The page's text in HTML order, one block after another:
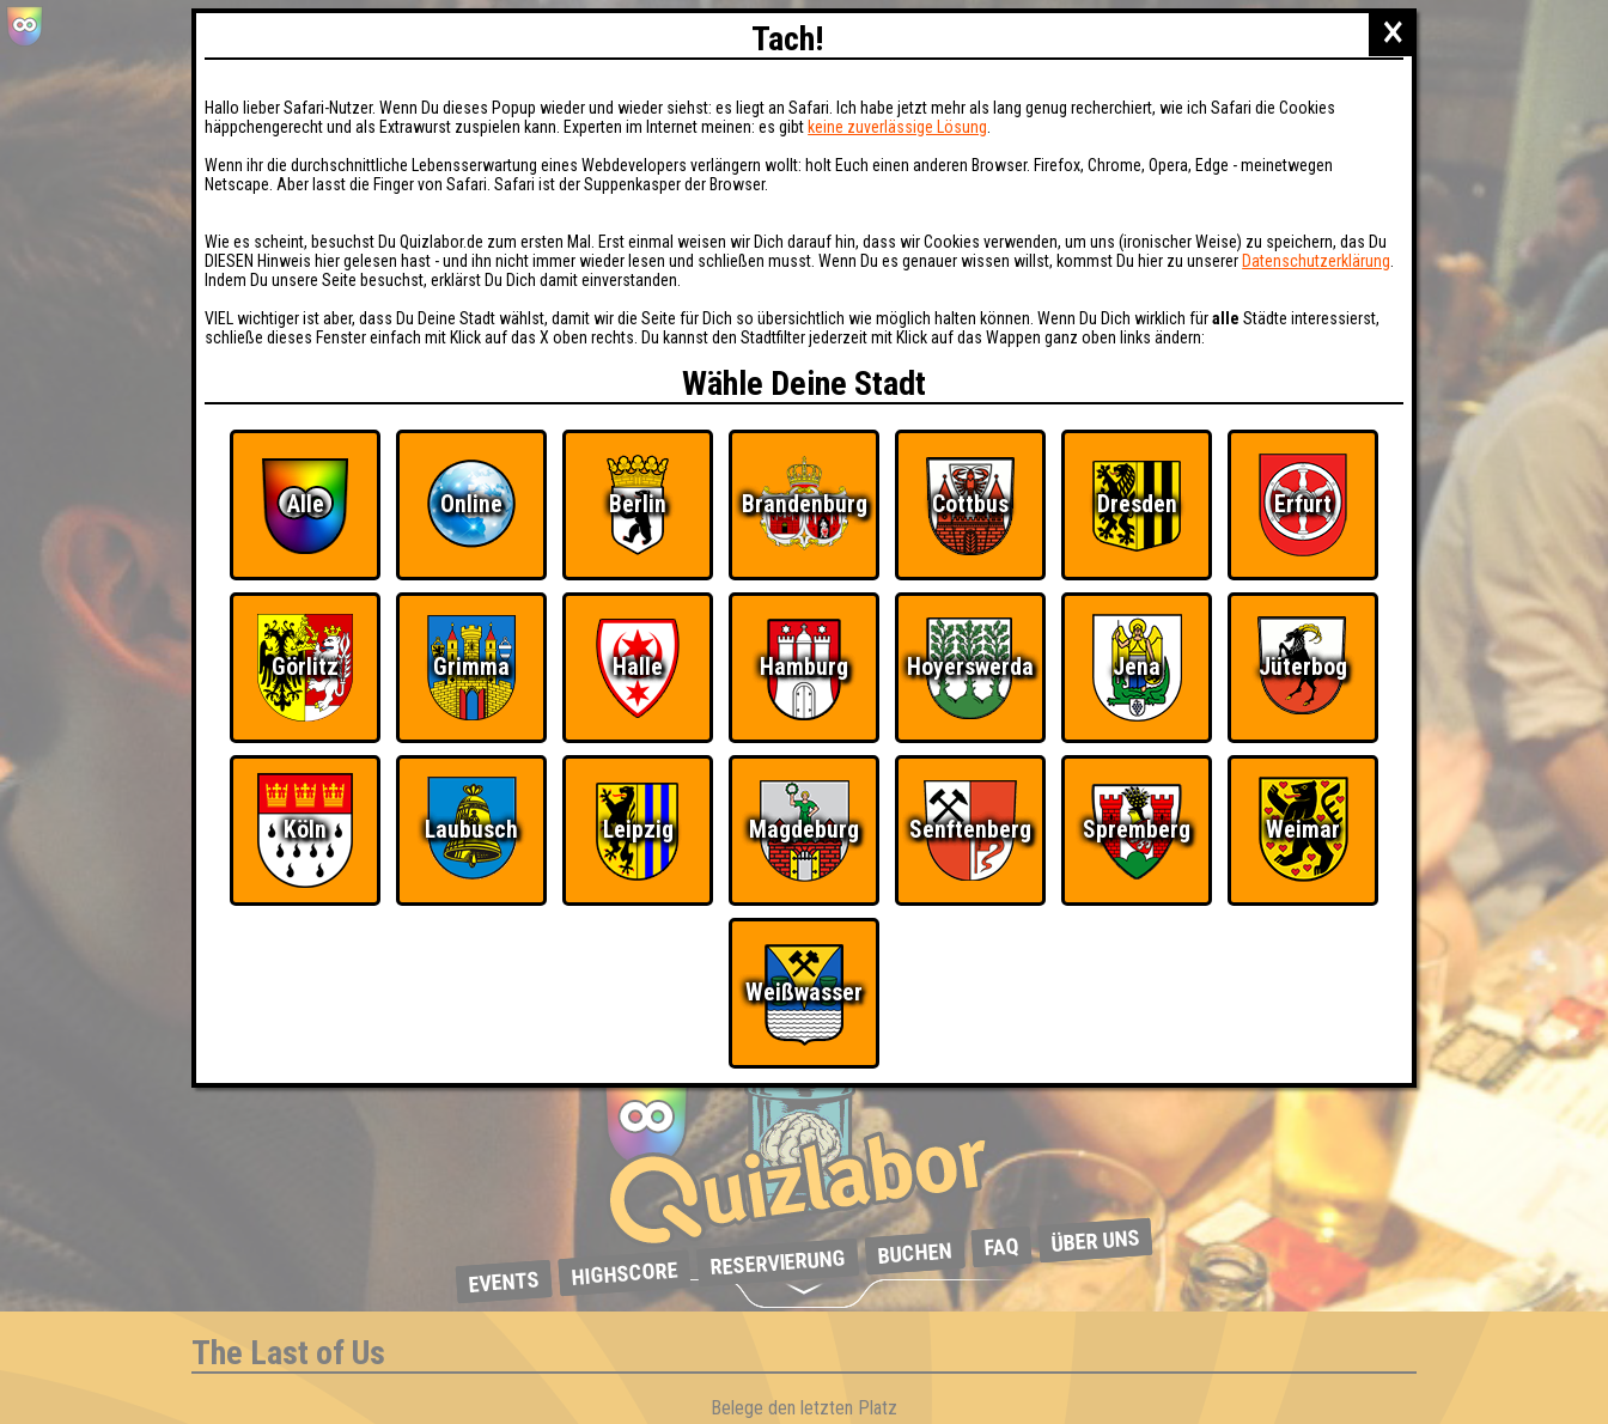
EVENTS HIGHSCORE RESERVIERUNG BUCHEN FAQ ÜBER UNS
The Last of Us
Belege den letzten Platz
×
Tach!
Hallo lieber Safari-Nutzer. Wenn Du dieses Popup wieder und wieder siehst: es liegt an Safari. Ich habe jetzt mehr als lang genug recherchiert, wie ich Safari die Cookies
häppchengerecht und als Extrawurst zuspielen kann. Experten im Internet meinen: es gibt keine zuverlässige Lösung
Wenn ihr die durchschnittliche Lebensserwartung eines Webdevelopers verlängern wollt: holt Euch einen anderen Browser. Firefox, Chrome, Opera, Edge - meinetwegen
Netscape. Aber lasst die Finger von Safari. Safari ist der Suppenkasper der Browser.
Wie es scheint, besuchst Du Quizlabor.de zum ersten Mal. Erst einmal weisen wir Dich darauf hin, dass wir Cookies verwenden, um uns (ironischer Weise) zu speichern, das Du
DIESEN Hinweis hier gelesen hast - und ihn nicht immer wieder lesen und schließen musst. Wenn Du es genauer wissen willst, kommst Du hier zu unserer Datenschutzerklärung
Indem Du unsere Seite besuchst, erklärst Du Dich damit einverstanden.
VIEL wichtiger ist aber, dass Du Deine Stadt wählst, damit wir die Seite für Dich so übersichtlich wie möglich halten können. Wenn Du Dich wirklich füralle Städte interessierst,
schließe dieses Fenster einfach mit Klick auf das X oben rechts. Du kannst den Stadtfilter jederzeit mit Klick auf das Wappen ganz oben links ändern:
Wähle Deine Stadt
Alle Online Berlin Brandenburg Cottbus Dresden Erfurt
Görlitz Grimma Halle Hamburg Hoyerswerda Jena Jüterbog
Köln Laubusch Leipzig Magdeburg Senftenberg Spremberg Weimar
Weißwasser